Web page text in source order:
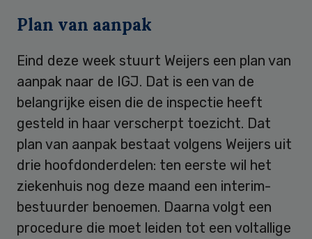
Plan van aanpak
Eind deze week stuurt Weijers een plan van
aanpak naar de IGJ. Dat is een van de
belangrijke eisen die de inspectie heeft
gesteld in haar verscherpt toezicht. Dat
plan van aanpak bestaat volgens Weijers uit
drie hoofdonderdelen: ten eerste wil het
ziekenhuis nog deze maand een interim-
bestuurder benoemen. Daarna volgt een
procedure die moet leiden tot een voltallige